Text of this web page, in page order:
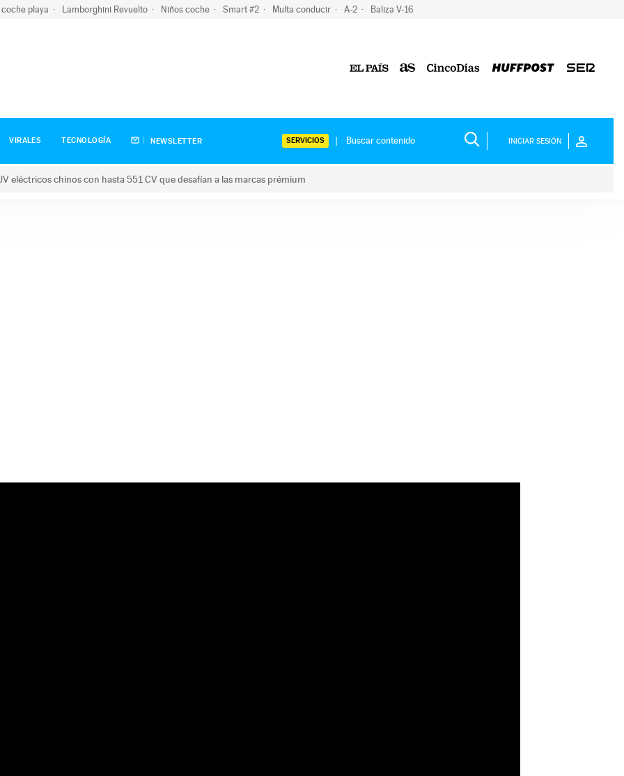
coche playa Lamborghini Revuelto Niños coche Smart #2 Multa conducir A-2 Baliza V-16
VIRALES TECNOLOGÍA NEWSLETTER SERVICIOS INICIAR SESIÓN
eléctricos chinos con hasta 551 CV que desafían a las marcas prémium